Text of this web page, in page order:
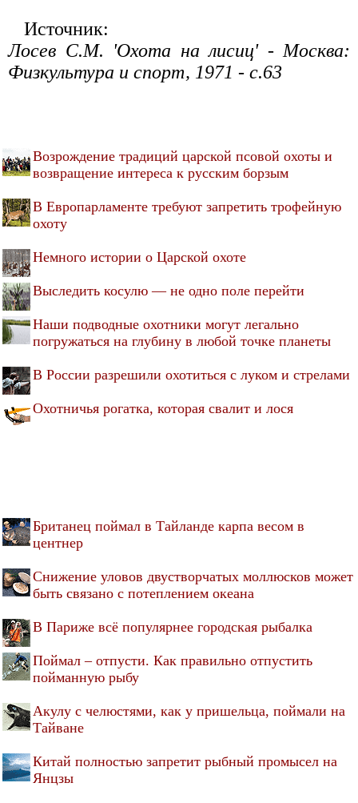
Источник:
Лосев С.М. 'Охота на лисиц' - Москва:
Физкультура и спорт, 1971 - с.63
Возрождение традиций царской псовой охоты и
возвращение интереса к русским борзым
В Европарламенте требуют запретить трофейную
охоту
Немного истории о Царской охоте
Выследить косулю — не одно поле перейти
Наши подводные охотники могут легально
погружаться на глубину в любой точке планеты
В России разрешили охотиться с луком и стрелами
Охотничья рогатка, которая свалит и лося
Британец поймал в Тайланде карпа весом в
центнер
Снижение уловов двустворчатых моллюсков может
быть связано с потеплением океана
В Париже всё популярнее городская рыбалка
Поймал – отпусти. Как правильно отпустить
пойманную рыбу
Акулу с челюстями, как у пришельца, поймали на
Тайване
Китай полностью запретит рыбный промысел на
Янцзы